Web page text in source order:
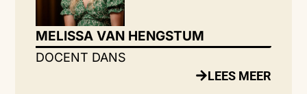
MELISSA VAN HENGSTUM
DOCENT DANS
LEES MEER